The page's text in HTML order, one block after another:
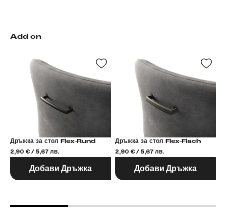
Add on
Дръжка за стол Flex-Rund
2,90 € / 5,67 лв.
Добави Дръжка
Дръжка за стол Flex-Flach
2,90 € / 5,67 лв.
Добави Дръжка